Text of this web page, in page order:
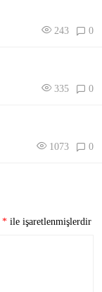
243 0
335 0
1073 0
* ile işaretlenmişlerdir